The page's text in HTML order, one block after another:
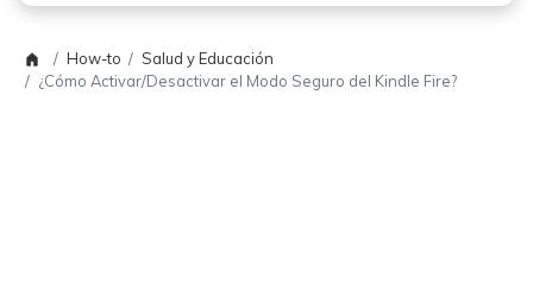
How-to
Salud y Educación
¿Cómo Activar/Desactivar el Modo Seguro del Kindle Fire?